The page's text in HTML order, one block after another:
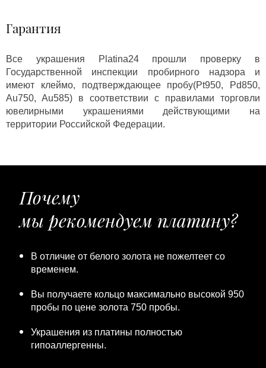
Гарантия
Все украшения Platina24 прошли проверку в
Государственной инспекции пробирного надзора и
имеют клеймо, подтверждающее пробу(Pt950, Pd850,
Au750, Au585) в соответствии с правилами торговли
ювелирными украшениями действующими на
территории Российской Федерации.
Почему
мы рекомендуем платину?
В отличие от белого золота не пожелтеет со
временем.
Вы получаете кольцо максимально высокой 950
пробы по цене золота 750 пробы.
Украшения из платины полностью
гипоаллергенны.